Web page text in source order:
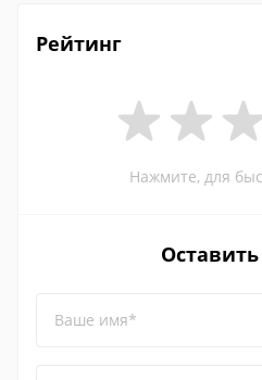
Рейтинг
Нажмите, для
Ваше имя*